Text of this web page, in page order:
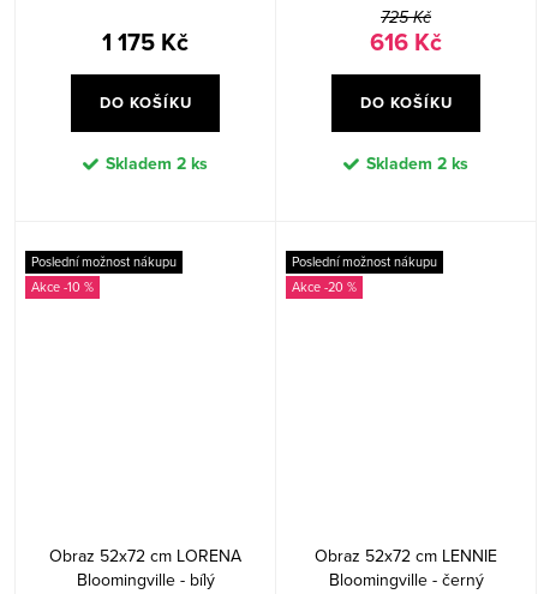
1 175 Kč
DO KOŠÍKU
Skladem 2 ks
725 Kč
616 Kč
DO KOŠÍKU
Skladem 2 ks
Poslední možnost nákupu
-10 %
Obraz 52x72 cm LORENA
Bloomingville - bílý
Poslední možnost nákupu
-20 %
Obraz 52x72 cm LENNIE
Bloomingville - černý